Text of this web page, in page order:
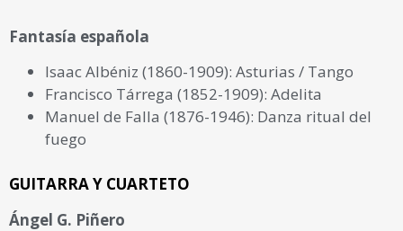
Fantasía española
Isaac Albéniz (1860-1909): Asturias / Tango
Francisco Tárrega (1852-1909): Adelita
Manuel de Falla (1876-1946): Danza ritual del
fuego
GUITARRA Y CUARTETO
Ángel G. Piñero